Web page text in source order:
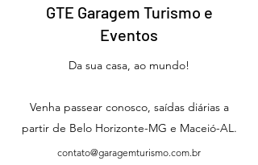
GTE Garagem Turismo e
Eventos
Da sua casa, ao mundo!
Venha passear conosco, saídas diárias a
partir de Belo Horizonte-MG e Maceió-AL.
contato@garagemturismo.com.br